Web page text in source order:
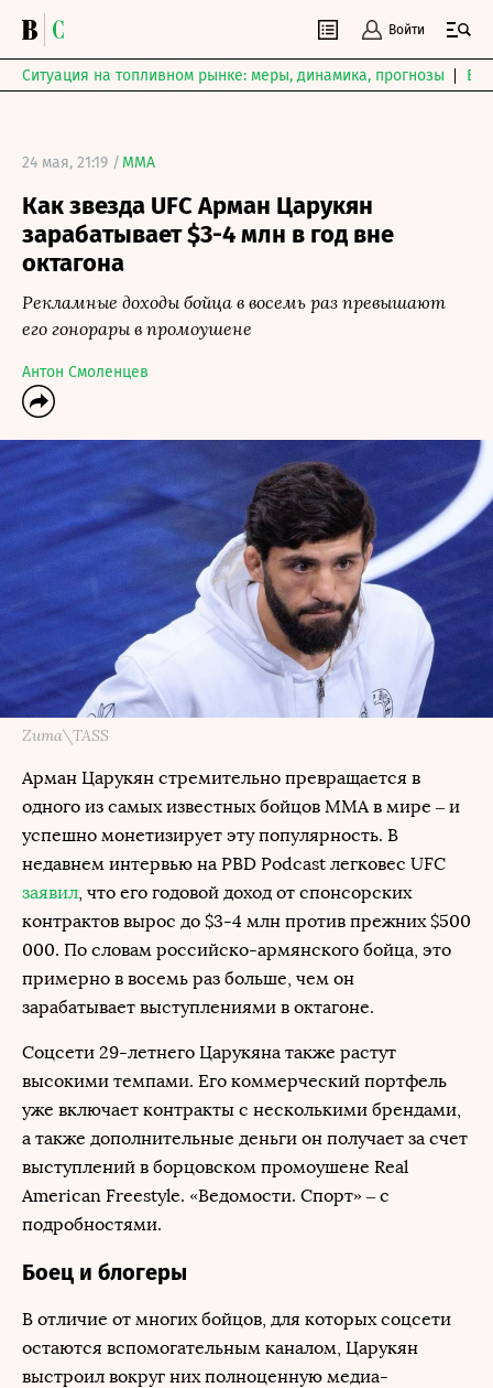
Войти
Ситуация на топливном рынке: меры, динамика, прогнозы
24 мая, 21:19 / MMA
Как звезда UFC Арман Царукян
зарабатывает $3-4 млн в год вне
октагона
Рекламные доходы бойца в восемь раз превышают
его гонорары в промоушене
Антон Смоленцев
Zuma\TASS
Арман Царукян стремительно превращается в
одного из самых известных бойцов ММА в мире – и
успешно монетизирует эту популярность. В
недавнем интервью на PBD Podcast легковес UFC
заявил, что его годовой доход от спонсорских
контрактов вырос до $3-4 млн против прежних $500
000. По словам российско-армянского бойца, это
примерно в восемь раз больше, чем он
зарабатывает выступлениями в октагоне.
Соцсети 29-летнего Царукяна также растут
высокими темпами. Его коммерческий портфель
уже включает контракты с несколькими брендами,
а также дополнительные деньги он получает за счет
выступлений в борцовском промоушене Real
American Freestyle. «Ведомости. Спорт» – с
подробностями.
Боец и блогеры
В отличие от многих бойцов, для которых соцсети
остаются вспомогательным каналом, Царукян
выстроил вокруг них полноценную медиа-